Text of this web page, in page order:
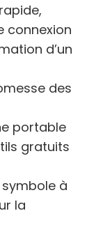
connexion
d’un
des
portable
gratuits
à
la